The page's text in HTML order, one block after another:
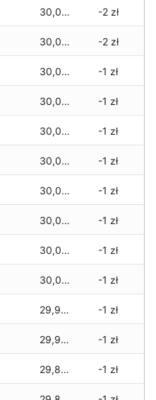
30,051 zł -2 zł
30,051 zł -2 zł
30,051 zł -1 zł
30,051 zł -1 zł
30,044 zł -1 zł
30,037 zł -1 zł
30,037 zł -1 zł
30,010 zł -1 zł
30,010 zł -1 zł
30,010 zł -1 zł
29,961 zł -1 zł
29,954 zł -1 zł
29,880 zł -1 zł